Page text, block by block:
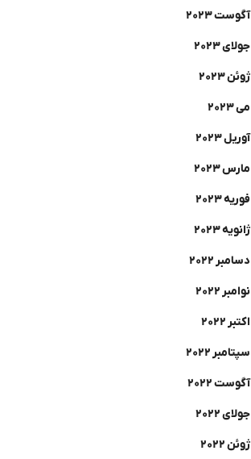
آگوست ۲۰۲۳
جولای ۲۰۲۳
ژوئن ۲۰۲۳
می ۲۰۲۳
آوریل ۲۰۲۳
مارس ۲۰۲۳
فوریه ۲۰۲۳
ژانویه ۲۰۲۳
دسامبر ۲۰۲۲
نوامبر ۲۰۲۲
اکتبر ۲۰۲۲
سپتامبر ۲۰۲۲
آگوست ۲۰۲۲
جولای ۲۰۲۲
ژوئن ۲۰۲۲